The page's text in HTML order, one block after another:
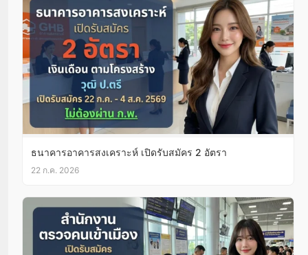
ธนาคารอาคารสงเคราะห์ เปิดรับสมัคร 2 อัตรา
22 ก.ค. 2026